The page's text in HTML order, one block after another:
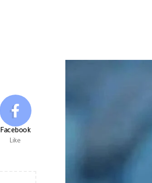
Facebook
Like